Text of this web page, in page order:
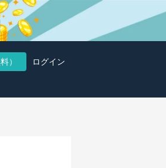
） ログイン